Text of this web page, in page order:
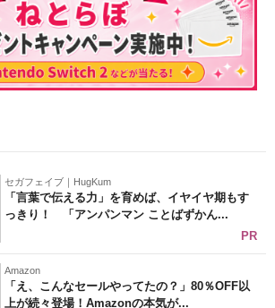
セガフェイブ｜HugKum
「言葉で伝える力」を育めば、イヤイヤ期もす
っきり！ 「アンパンマン ことばずかん...
PR
Amazon
「え、こんなセールやってたの？」80％OFF以
上が続々登場！Amazonの本気が...